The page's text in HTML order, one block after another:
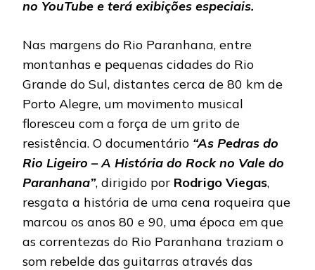
no YouTube e terá exibições especiais.
Nas margens do Rio Paranhana, entre
montanhas e pequenas cidades do Rio
Grande do Sul, distantes cerca de 80 km de
Porto Alegre, um movimento musical
floresceu com a força de um grito de
resistência. O documentário “As Pedras do
Rio Ligeiro – A História do Rock no Vale do
Paranhana”, dirigido por Rodrigo Viegas,
resgata a história de uma cena roqueira que
marcou os anos 80 e 90, uma época em que
as correntezas do Rio Paranhana traziam o
som rebelde das guitarras através das